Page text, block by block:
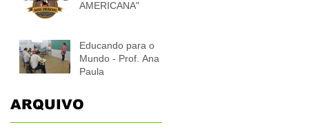
AMERICANA"
Educando para o
Mundo - Prof. Ana
Paula
ARQUIVO